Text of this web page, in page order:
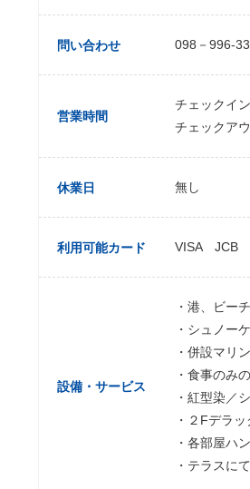
問い合わせ 098－996-
営業時間
チェックイ
チェックア
休業日 無し
利用可能カード VISA JCB
設備・サービス
・港、ビー
・シュノー
・併設マリ
・食事のみ
・紅型染／
・２Fデラ
・各部屋ハ
・テラスに